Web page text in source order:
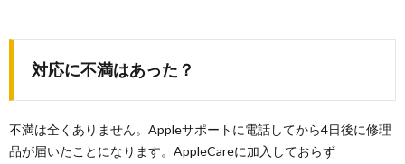
対応に不満はあった？
不満は全くありません。Appleサポートに電話してから4日後に修理
品が届いたことになります。AppleCareに加入しておらず